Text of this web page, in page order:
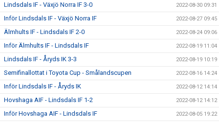
Lindsdals IF - Växjö Norra IF 3-0 2022-08-30 09:31
Inför Lindsdals IF - Växjö Norra IF 2022-08-27 09:45
Älmhults IF - Lindsdals IF 2-0 2022-08-24 09:06
Inför Älmhults IF - Lindsdals IF 2022-08-19 11:04
Lindsdals IF - Åryds IK 3-3 2022-08-19 10:19
Semifinallottat i Toyota Cup - Smålandscupen 2022-08-16 14:24
Inför Lindsdals IF - Åryds IK 2022-08-12 14:14
Hovshaga AIF - Lindsdals IF 1-2 2022-08-12 14:12
Inför Hovshaga AIF - Lindsdals IF 2022-08-05 19:22